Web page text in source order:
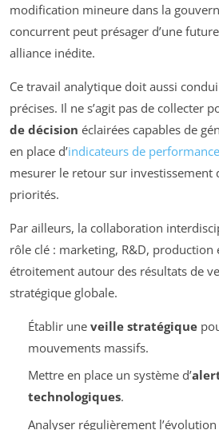
modification mineure dans la
concurrent peut présager d’une
alliance inédite.
Ce travail analytique doit aussi
précises. Il ne s’agit pas de collecter
de décision éclairées capables de
en place d’indicateurs de performance
mesurer le retour sur investissement
priorités.
Par ailleurs, la collaboration
rôle clé : marketing, R&D,
étroitement autour des résultats de
stratégique globale.
Établir une veille stratégique
mouvements massifs.
Mettre en place un système d’
technologiques.
Analyser régulièrement